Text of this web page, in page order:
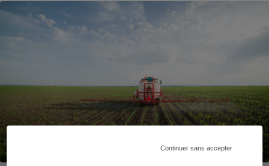
Continuer sans accepter